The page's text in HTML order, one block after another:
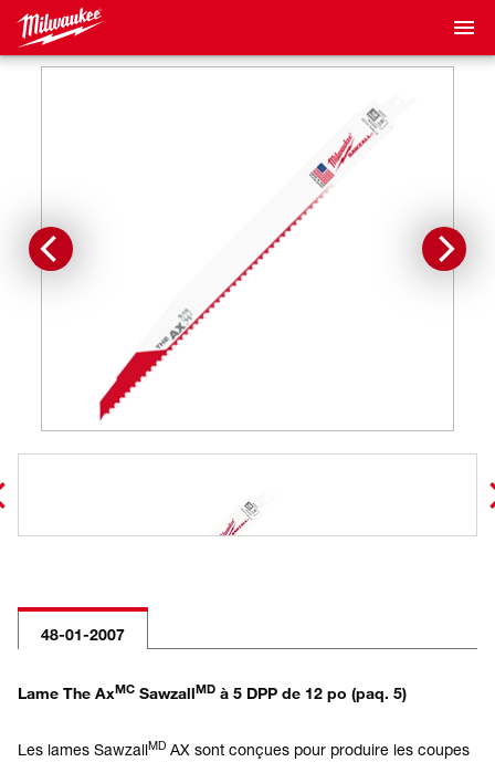
48-01-2007
Lame The AxMC SawzallMD à 5 DPP de 12 po (paq. 5)
Les lames SawzallMD AX sont conçues pour produire les coupes